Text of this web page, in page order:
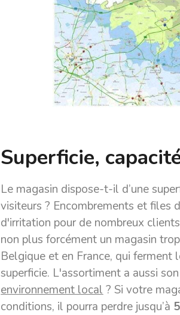
Superficie,
Le magasin dispose-t-il d’une
visiteurs ? Encombrements et files
d'irritation pour de nombreux
non plus forcément un magasin
Belgique et en France, qui
superficie. L'assortiment a aussi
environnement local ? Si votre
conditions, il pourra perdre jusqu’à